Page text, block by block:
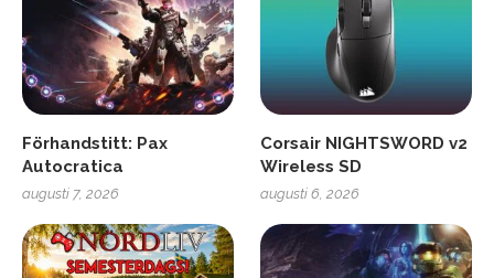
Förhandstitt: Pax
Autocratica
augusti 7, 2026
Corsair NIGHTSWORD v2
Wireless SD
augusti 6, 2026